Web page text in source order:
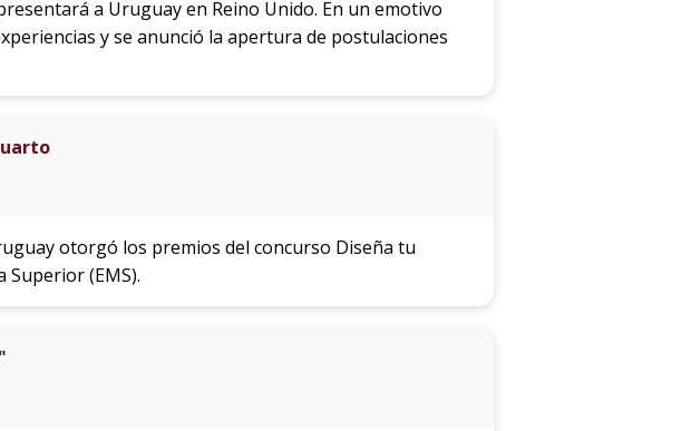
a Uruguay en Reino Unido. En un emotivo
y se anunció la apertura de postulaciones
otorgó los premios del concurso Diseña tu
Superior (EMS).